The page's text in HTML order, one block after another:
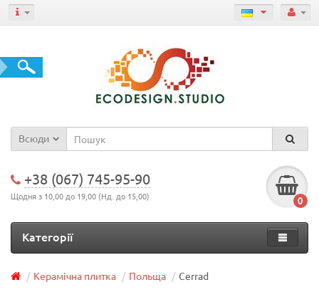
Всюди
+38 (067) 745-95-90
Щодня з 10,00 до 19,00 (Нд. до 15,00) 0
Категорії
Керамічна плитка Польща Cerrad